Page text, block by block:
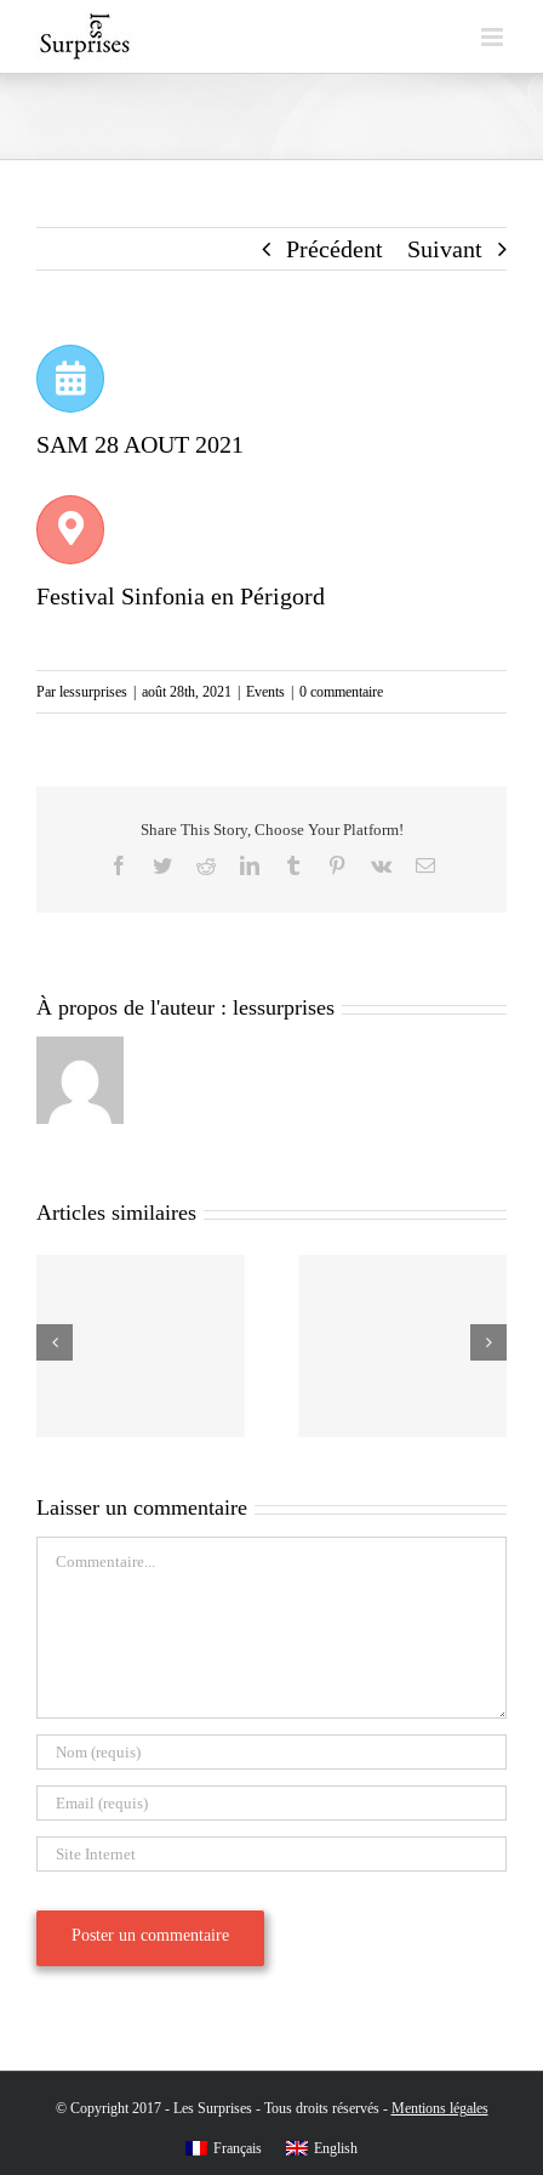
to
Précédent Suivant
SAM 28 AOUT 2021
Festival Sinfonia en Périgord
Par lessurprises | août 28th, 2021 | Events | 0 commentaire
Share This Story, Choose Your Platform!
Facebook
TwitterRedditLinkedInTumblr Pinterest
Vk Email
À propos de l'auteur : lessurprises
Articles similaires
Laisser un commentaire
Commentaire
© Copyright 2017 - Les Surprises - Tous droits réservés - Mentions légales
Français English